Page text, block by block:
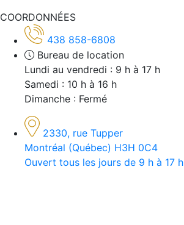
COORDONNÉES
438 858-6808
Bureau de location
Lundi au vendredi : 9 h à 17 h
Samedi : 10 h à 16 h
Dimanche : Fermé
2330, rue Tupper
Montréal (Québec) H3H 0C4
Ouvert tous les jours de 9 h à 17 h